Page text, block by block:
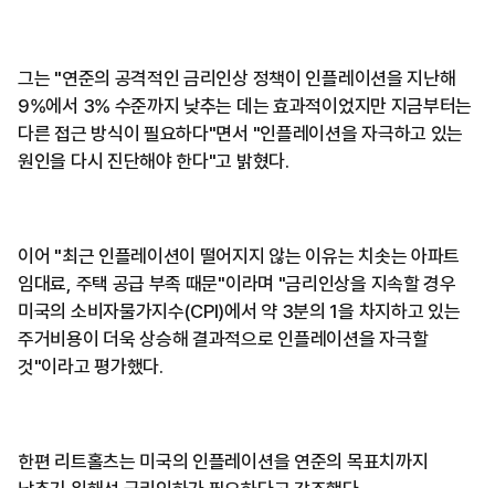
그는 "연준의 공격적인 금리인상 정책이 인플레이션을 지난해
9%에서 3% 수준까지 낮추는 데는 효과적이었지만 지금부터는
다른 접근 방식이 필요하다"면서 "인플레이션을 자극하고 있는
원인을 다시 진단해야 한다"고 밝혔다.
이어 "최근 인플레이션이 떨어지지 않는 이유는 치솟는 아파트
임대료, 주택 공급 부족 때문"이라며 "금리인상을 지속할 경우
미국의 소비자물가지수(CPI)에서 약 3분의 1을 차지하고 있는
주거비용이 더욱 상승해 결과적으로 인플레이션을 자극할
것"이라고 평가했다.
한편 리트홀츠는 미국의 인플레이션을 연준의 목표치까지